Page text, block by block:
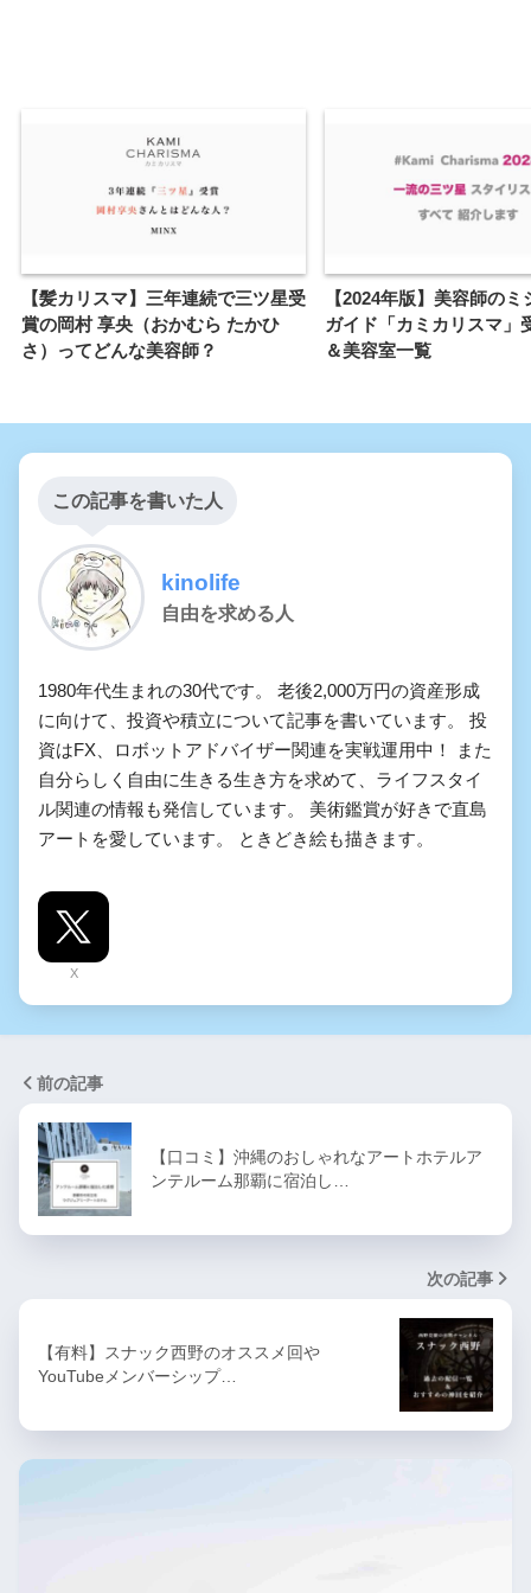
【髪カリスマ】三年連続で三ツ星受
賞の岡村 享央（おかむら たかひ
さ）ってどんな美容師？
【2024年版】美容師のミ
ガイド「カミカリスマ」
＆美容室一覧
この記事を書いた人
kinolife
自由を求める人
1980年代生まれの30代です。 老後2,000万円の資産形成
に向けて、投資や積立について記事を書いています。 投
資はFX、ロボットアドバイザー関連を実戦運用中！ また
自分らしく自由に生きる生き方を求めて、ライフスタイ
ル関連の情報も発信しています。 美術鑑賞が好きで直島
アートを愛しています。 ときどき絵も描きます。
X
前の記事
【口コミ】沖縄のおしゃれなアートホテルア
ンテルーム那覇に宿泊し…
次の記事
【有料】スナック西野のオススメ回や
YouTubeメンバーシップ…